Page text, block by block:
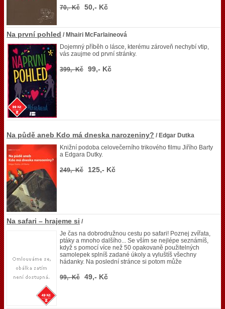
70,- Kč 50,- Kč
Na první pohled / Mhairi McFarlaineová
Dojemný příběh o lásce, kterému zároveň nechybí vtip,
vás zaujme od první stránky.
399,- Kč 99,- Kč
Na půdě aneb Kdo má dneska narozeniny? / Edgar Dutka
Knižní podoba celovečerního trikového filmu Jiřího Barty
a Edgara Dutky.
249,- Kč 125,- Kč
Na safari – hrajeme si /
Je čas na dobrodružnou cestu po safari! Poznej zvířata,
ptáky a mnoho dalšího... Se vším se nejlépe seznámíš,
když s pomocí více než 50 opakovaně použitelných
samolepek splníš zadané úkoly a vyluštíš všechny
hádanky. Na poslední stránce si potom může
99,- Kč 49,- Kč